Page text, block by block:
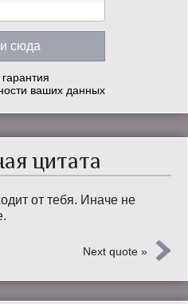
ваших данных
цитата
от тебя. Иначе не
Next quote »